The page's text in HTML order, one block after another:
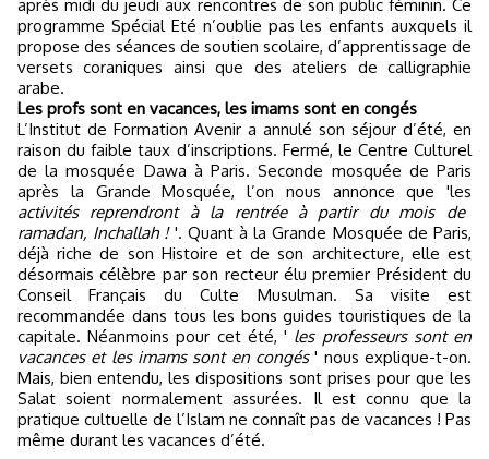
après midi du jeudi aux rencontres de son public féminin. Ce
programme Spécial Eté n’oublie pas les enfants auxquels il
propose des séances de soutien scolaire, d’apprentissage de
versets coraniques ainsi que des ateliers de calligraphie
arabe.
Les profs sont en vacances, les imams sont en congés
L’Institut de Formation Avenir a annulé son séjour d’été, en
raison du faible taux d’inscriptions. Fermé, le Centre Culturel
de la mosquée Dawa à Paris. Seconde mosquée de Paris
après la Grande Mosquée, l’on nous annonce que 'les
activités reprendront à la rentrée à partir du mois de
ramadan, Inchallah !'. Quant à la Grande Mosquée de Paris,
déjà riche de son Histoire et de son architecture, elle est
désormais célèbre par son recteur élu premier Président du
Conseil Français du Culte Musulman. Sa visite est
recommandée dans tous les bons guides touristiques de la
capitale. Néanmoins pour cet été, ' les professeurs sont en
vacances et les imams sont en congés' nous explique-t-on.
Mais, bien entendu, les dispositions sont prises pour que les
Salat soient normalement assurées. Il est connu que la
pratique cultuelle de l’Islam ne connaît pas de vacances ! Pas
même durant les vacances d’été.